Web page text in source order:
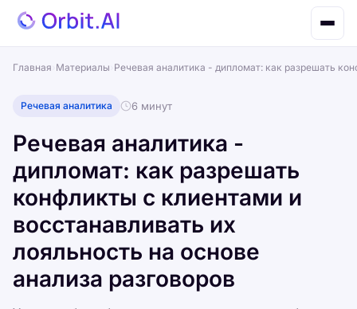
Главная Материалы Речевая аналитика - дипломат: как разрешать
Речевая аналитика 6 минут
Речевая аналитика -
дипломат: как разрешать
конфликты с клиентами и
восстанавливать их
лояльность на основе
анализа разговоров